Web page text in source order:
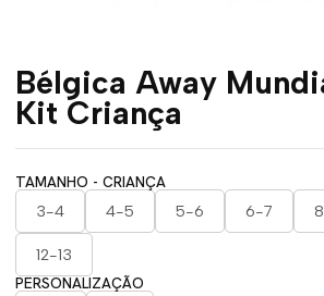
Bélgica Away
Kit Criança
TAMANHO - CRIANÇA
3-4
4-5 5-6 6-7
12-13
PERSONALIZAÇÃO